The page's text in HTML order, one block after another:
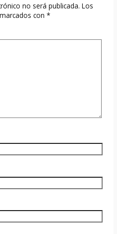
no será publicada. Los
con *